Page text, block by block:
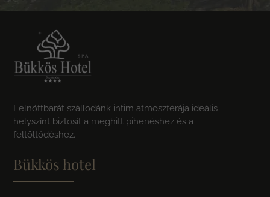
Felnőttbarát szállodánk intim atmoszférája ideális
helyszínt biztosít a meghitt pihenéshez és a
feltöltődéshez.
Bükkös hotel